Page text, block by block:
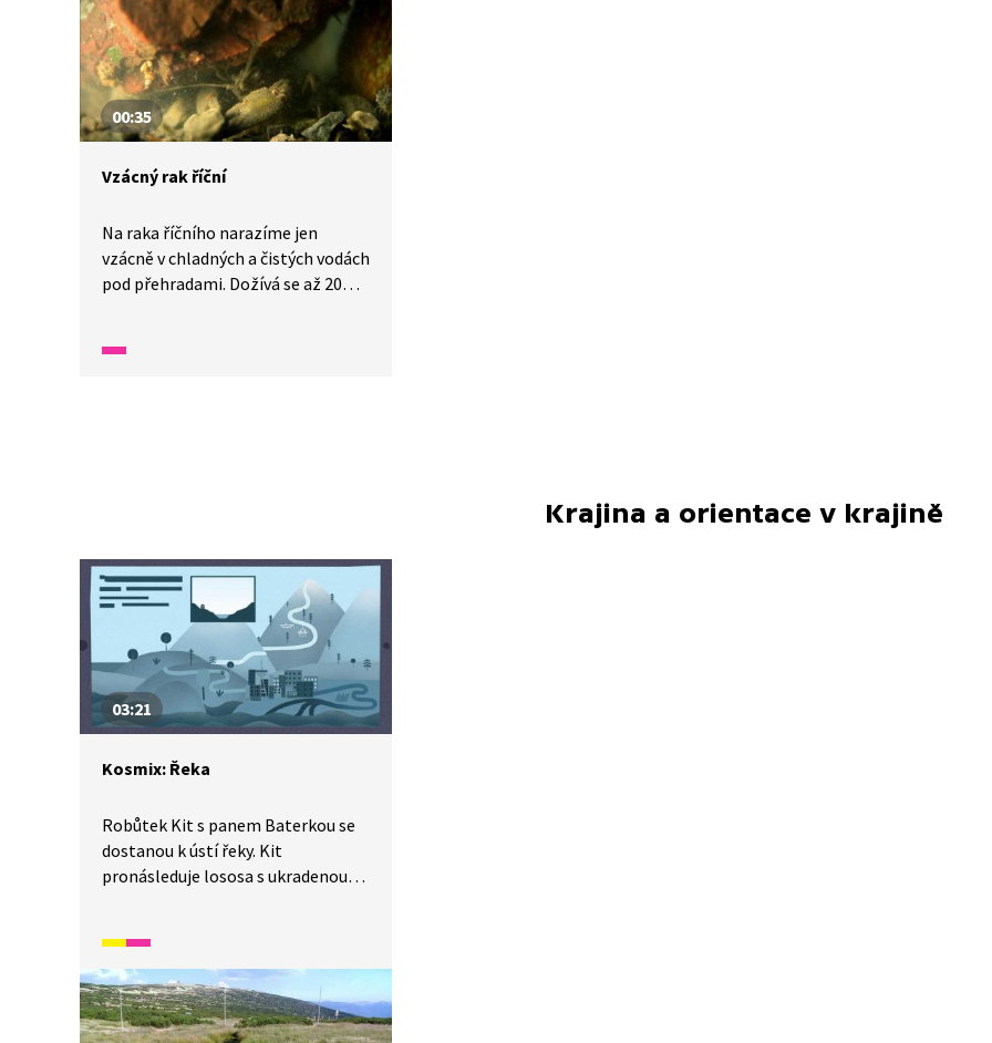
00:35
Vzácný rak říční
Na raka říčního narazíme jen
vzácně v chladných a čistých vodách
pod přehradami. Dožívá se až 20
stala epidemie račího moru.
Krajina a orientace v krajině
03:21
Kosmix: Řeka
Robůtek Kit s panem Baterkou se
dostanou k ústí řeky. Kit
pronásleduje lososa s ukradenou
A proč vůbec losos čepici ukradl?